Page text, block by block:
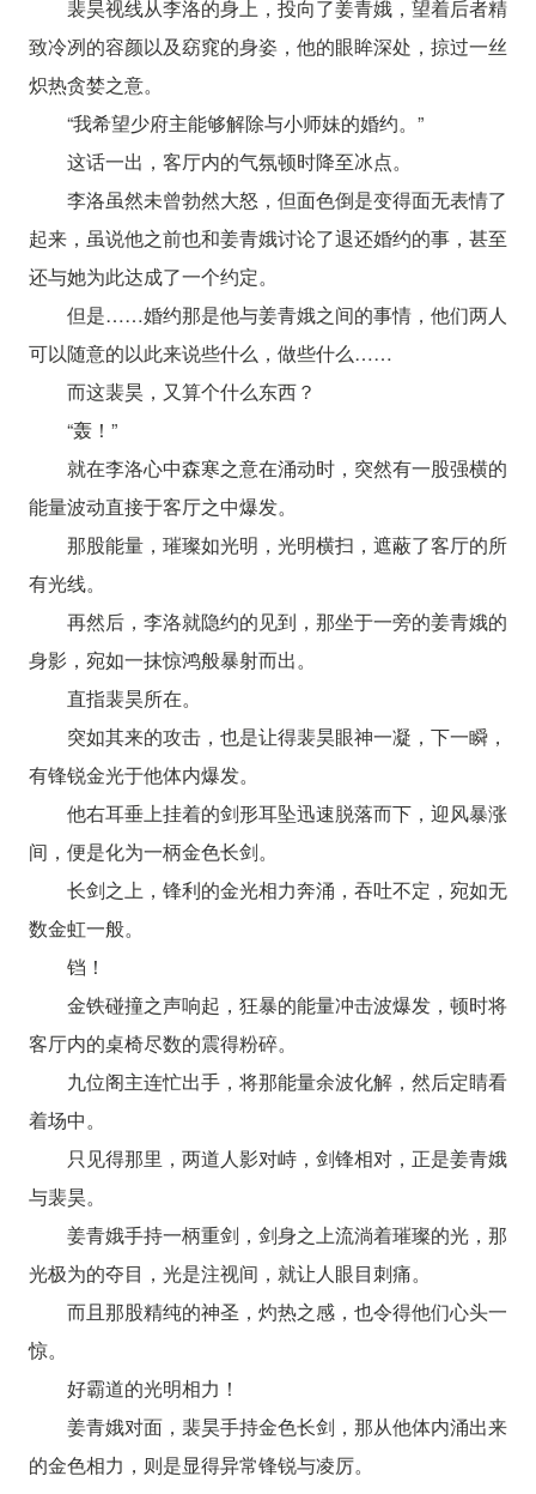
裴昊视线从李洛的身上，投向了姜青娥，望着后者精
致冷冽的容颜以及窈窕的身姿，他的眼眸深处，掠过一丝
炽热贪婪之意。
“我希望少府主能够解除与小师妹的婚约。”
这话一出，客厅内的气氛顿时降至冰点。
李洛虽然未曾勃然大怒，但面色倒是变得面无表情了
起来，虽说他之前也和姜青娥讨论了退还婚约的事，甚至
还与她为此达成了一个约定。
但是……婚约那是他与姜青娥之间的事情，他们两人
可以随意的以此来说些什么，做些什么……
而这裴昊，又算个什么东西？
“轰！”
就在李洛心中森寒之意在涌动时，突然有一股强横的
能量波动直接于客厅之中爆发。
那股能量，璀璨如光明，光明横扫，遮蔽了客厅的所
有光线。
再然后，李洛就隐约的见到，那坐于一旁的姜青娥的
身影，宛如一抹惊鸿般暴射而出。
直指裴昊所在。
突如其来的攻击，也是让得裴昊眼神一凝，下一瞬，
有锋锐金光于他体内爆发。
他右耳垂上挂着的剑形耳坠迅速脱落而下，迎风暴涨
间，便是化为一柄金色长剑。
长剑之上，锋利的金光相力奔涌，吞吐不定，宛如无
数金虹一般。
铛！
金铁碰撞之声响起，狂暴的能量冲击波爆发，顿时将
客厅内的桌椅尽数的震得粉碎。
九位阁主连忙出手，将那能量余波化解，然后定睛看
着场中。
只见得那里，两道人影对峙，剑锋相对，正是姜青娥
与裴昊。
姜青娥手持一柄重剑，剑身之上流淌着璀璨的光，那
光极为的夺目，光是注视间，就让人眼目刺痛。
而且那股精纯的神圣，灼热之感，也令得他们心头一
惊。
好霸道的光明相力！
姜青娥对面，裴昊手持金色长剑，那从他体内涌出来
的金色相力，则是显得异常锋锐与凌厉。